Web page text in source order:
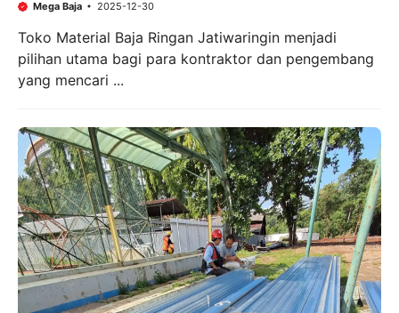
Mega Baja 2025-12-30
Toko Material Baja Ringan Jatiwaringin menjadi
pilihan utama bagi para kontraktor dan pengembang
yang mencari ...